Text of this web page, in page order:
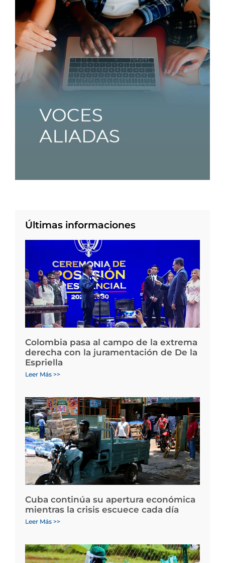
Últimas informaciones
Colombia pasa al campo de la extrema
derecha con la juramentación de De la
Espriella
Leer Más >>
Cuba continúa su apertura económica
mientras la crisis escuece cada día
Leer Más >>